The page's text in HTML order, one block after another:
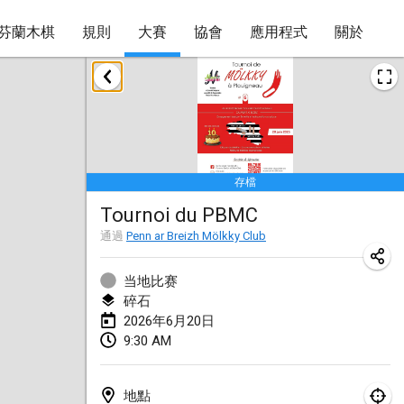
蘭木棋 規則 大賽 協會 應用程式 關於
存檔
Tournoi du PBMC
通過 Penn ar Breizh Mölkky Club
当地比赛
碎石
2026年6月20日
9:30 AM
地點
2026年1月
Tournoi de la bonne année
2026年1月10日|法國
Open de Boulay Triplette
2026年1月17日|法國
取消
Concours de Honnelles
2026年1月18日
2026年1月31日
2026年2月